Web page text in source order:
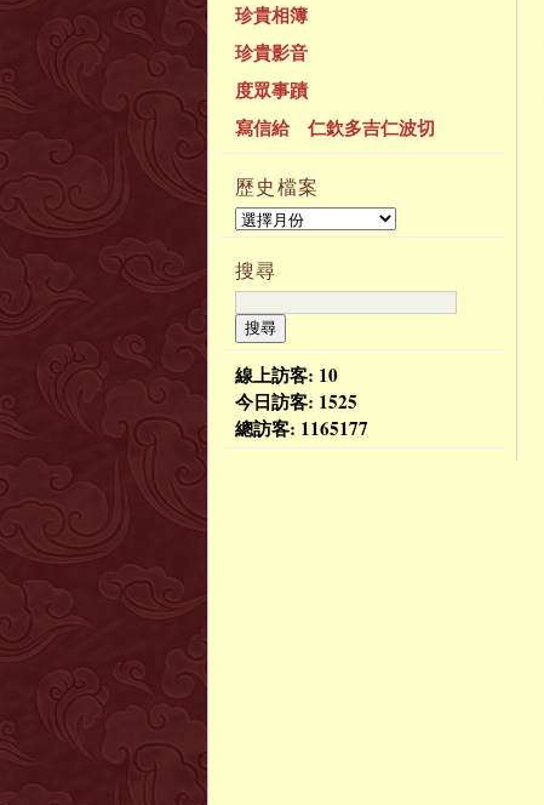
珍貴相簿
珍貴影音
度眾事蹟
寫信給 仁欽多吉仁波切
歷史檔案
搜尋
線上訪客: 10
今日訪客: 1525
總訪客: 1165177